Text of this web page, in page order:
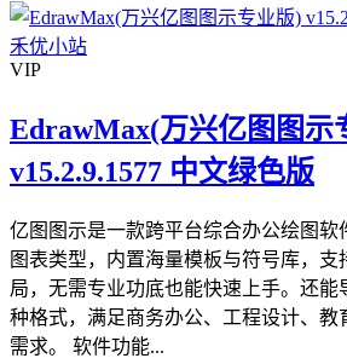
VIP
EdrawMax(万兴亿图图示
v15.2.9.1577 中文绿色版
亿图图示是一款跨平台综合办公绘图软
图表类型，内置海量模板与符号库，支
局，无需专业功底也能快速上手。还能
种格式，满足商务办公、工程设计、教
需求。 软件功能...